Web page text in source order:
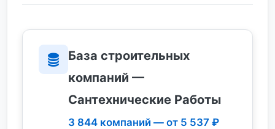
База строительных
компаний —
Сантехнические Работы
3 844 компаний — от 5 537 ₽